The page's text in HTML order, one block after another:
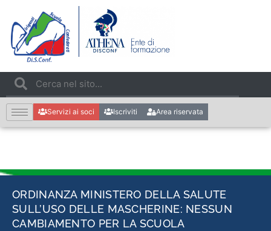
Servizi ai soci Iscriviti Area riservata
ORDINANZA MINISTERO DELLA SALUTE
SULL’USO DELLE MASCHERINE: NESSUN
CAMBIAMENTO PER LA SCUOLA